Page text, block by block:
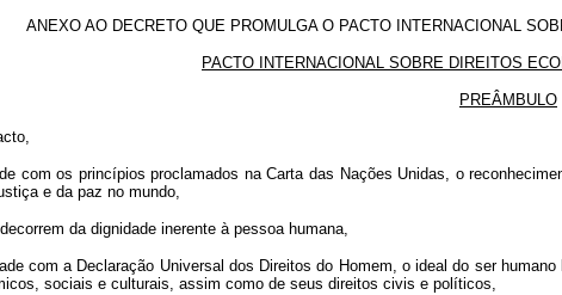
ANEXO AO DECRETO QUE PROMULGA O PACTO INTERNACIONAL
PACTO INTERNACIONAL SOBRE DIREITOS
PREÂMBULO
com os princípios proclamados na Carta das Nações Unidas, o
e da paz no mundo,
da dignidade inerente à pessoa humana,
com a Declaração Universal dos Direitos do Homem, o ideal do ser
sociais e culturais, assim como de seus direitos civis e políticos,